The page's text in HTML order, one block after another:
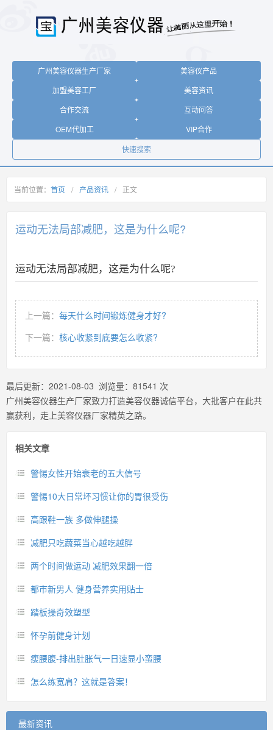
广州美容仪器生产厂家
美容仪产品
加盟美容工厂
美容资讯
合作交流
互动问答
OEM代加工
VIP合作
快速搜索
当前位置： 首页 / 产品资讯 / 正文
运动无法局部减肥，这是为什么呢?
运动无法局部减肥，这是为什么呢?
上一篇： 每天什么时间锻炼健身才好?
下一篇： 核心收紧到底要怎么收紧?
最后更新： 2021-08-03 浏览量： 81541 次
广州美容仪器生产厂家致力打造美容仪器诚信平台，大批客户在此共
赢获利，走上美容仪器厂家精英之路。
相关文章
警惕女性开始衰老的五大信号
警惕10大日常坏习惯让你的胃很受伤
高跟鞋一族 多做伸腿操
减肥只吃蔬菜当心越吃越胖
两个时间做运动 减肥效果翻一倍
都市新男人 健身营养实用贴士
踏板操奇效塑型
怀孕前健身计划
瘦腰腹-排出肚胀气一日速显小蛮腰
怎么练宽肩？这就是答案！
最新资讯